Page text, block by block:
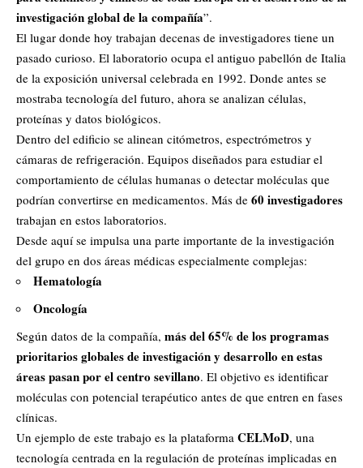
investigación global de la compañía”.
El lugar donde hoy trabajan decenas de investigadores tiene un
pasado curioso. El laboratorio ocupa el antiguo pabellón de Italia
de la exposición universal celebrada en 1992. Donde antes se
mostraba tecnología del futuro, ahora se analizan células,
proteínas y datos biológicos.
Dentro del edificio se alinean citómetros, espectrómetros y
cámaras de refrigeración. Equipos diseñados para estudiar el
comportamiento de células humanas o detectar moléculas que
podrían convertirse en medicamentos. Más de 60 investigadores
trabajan en estos laboratorios.
Desde aquí se impulsa una parte importante de la investigación
del grupo en dos áreas médicas especialmente complejas:
Hematología
Oncología
Según datos de la compañía, más del 65% de los programas
prioritarios globales de investigación y desarrollo en estas
áreas pasan por el centro sevillano. El objetivo es identificar
moléculas con potencial terapéutico antes de que entren en fases
clínicas.
Un ejemplo de este trabajo es la plataforma CELMoD, una
tecnología centrada en la regulación de proteínas implicadas en